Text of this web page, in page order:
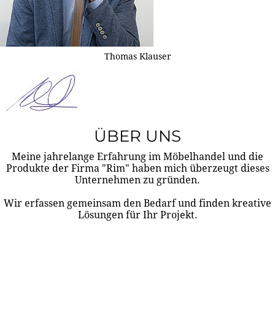
Thomas Klauser
ÜBER UNS
Meine jahrelange Erfahrung im Möbelhandel und die
Produkte der Firma "Rim" haben mich überzeugt dieses
Unternehmen zu gründen.
Wir erfassen gemeinsam den Bedarf und finden kreative
Lösungen für Ihr Projekt.